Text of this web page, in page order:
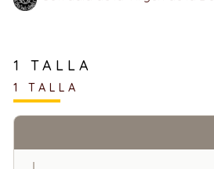
1 TALLA
1 TALLA